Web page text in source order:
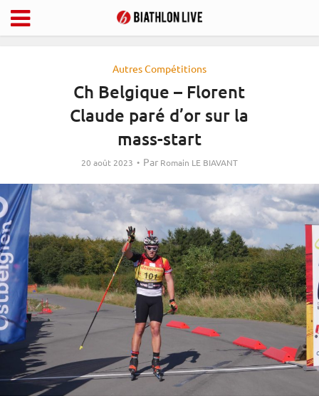
Autres Compétitions
Ch Belgique – Florent
Claude paré d’or sur la
mass-start
20 août 2023 Par Romain LE BIAVANT